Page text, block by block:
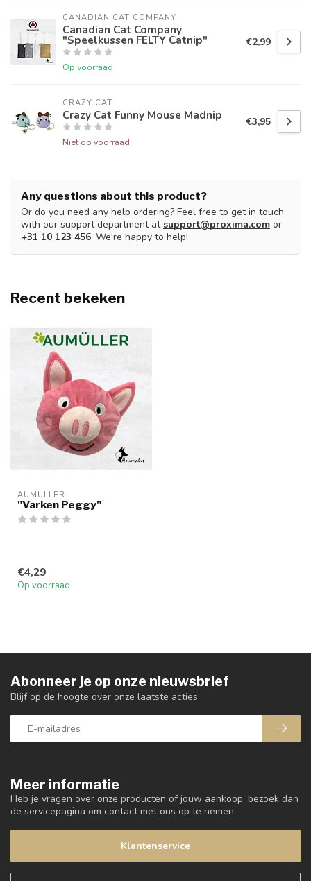
CANADIAN CAT COMPANY
Canadian Cat Company
"Speelkussen FELTY Catnip"
Op voorraad
€2,99
CRAZY CAT
Crazy Cat Funny Mouse Madnip
Niet op voorraad
€3,95
Any questions about this product?
Or do you need any help ordering? Feel free to get in touch
with our support department atsupport@proxima.com or
+31 10 123 456. We're happy to help!
Recent bekeken
AUMULLER
"Varken Peggy"
€4,29
Op voorraad
Meer informatie
Heb je vragen over onze producten of jouw aankoop, bezoek dan
de servicepagina om contact met ons op te nemen.
Klantenservice
Abonneer je op onze nieuwsbrief
Blijf op de hoogte over onze laatste acties